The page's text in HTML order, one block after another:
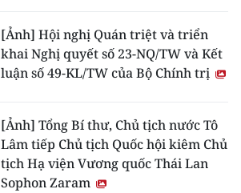
[Ảnh] Hội nghị Quán triệt và triển
khai Nghị quyết số 23-NQ/TW và Kết
luận số 49-KL/TW của Bộ Chính trị
[Ảnh] Tổng Bí thư, Chủ tịch nước Tô
Lâm tiếp Chủ tịch Quốc hội kiêm Chủ
tịch Hạ viện Vương quốc Thái Lan
Sophon Zaram